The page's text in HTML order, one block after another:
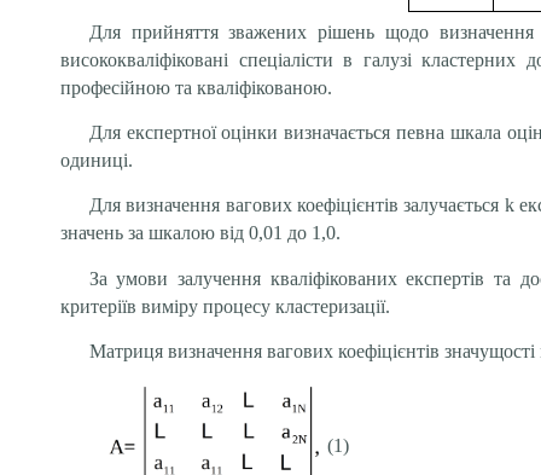
Для прийняття зважених рішень щодо визначення
висококваліфіковані спеціалісти в галузі
професійною та кваліфікованою.
Для експертної оцінки визначається певна шкала
одиниці.
Для визначення вагових коефіцієнтів залучається
значень за шкалою від 0,01 до 1,0.
За умови залучення кваліфікованих експертів та
критеріїв виміру процесу кластеризації.
Матриця визначення вагових коефіцієнтів
(1)